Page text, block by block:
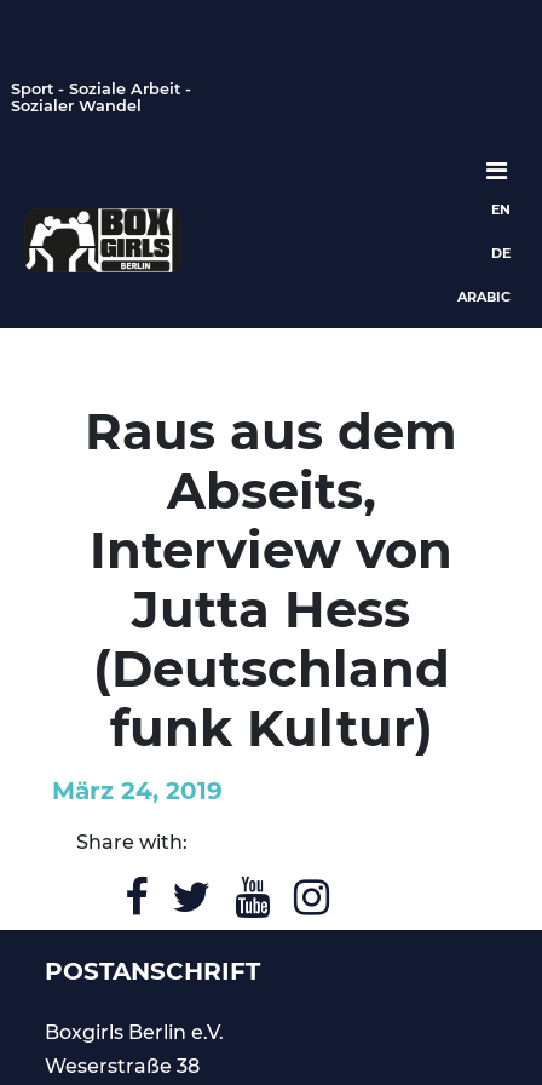
Sport - Soziale Arbeit -
Sozialer Wandel
Hauptnavigation
EN
DE
ARABIC
Raus aus dem
Abseits,
Interview von
Jutta Hess
(Deutschland
funk Kultur)
März 24, 2019
Share with:
POSTANSCHRIFT
Boxgirls Berline.V.
Weserstraße 38